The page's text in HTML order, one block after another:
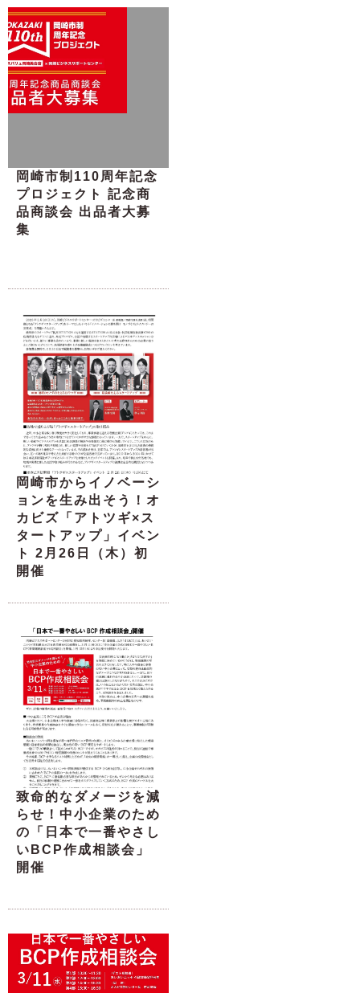
岡崎市制110周年記念
プロジェクト 記念商
品商談会 出品者大募
集
岡崎市からイノベーシ
ョンを生み出そう！オ
カビズ「アトツギ×ス
タートアップ」イベン
ト 2月26日（木）初
開催
致命的なダメージを減
らせ！中小企業のため
の「日本で一番やさし
いBCP作成相談会」
開催